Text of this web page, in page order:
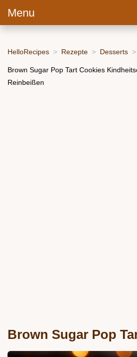
Menu
HelloRecipes Rezepte Desserts
Brown Sugar Pop Tart Cookies
Reinbeißen
Brown Sugar Pop